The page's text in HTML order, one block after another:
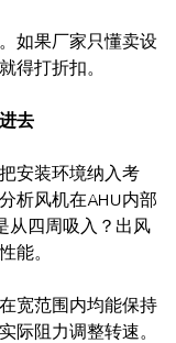
如果厂家只懂卖设
得打折扣。
去
安装环境纳入考
析风机在AHU内部
从四周吸入？出风
能。
宽范围内均能保持
际阻力调整转速。